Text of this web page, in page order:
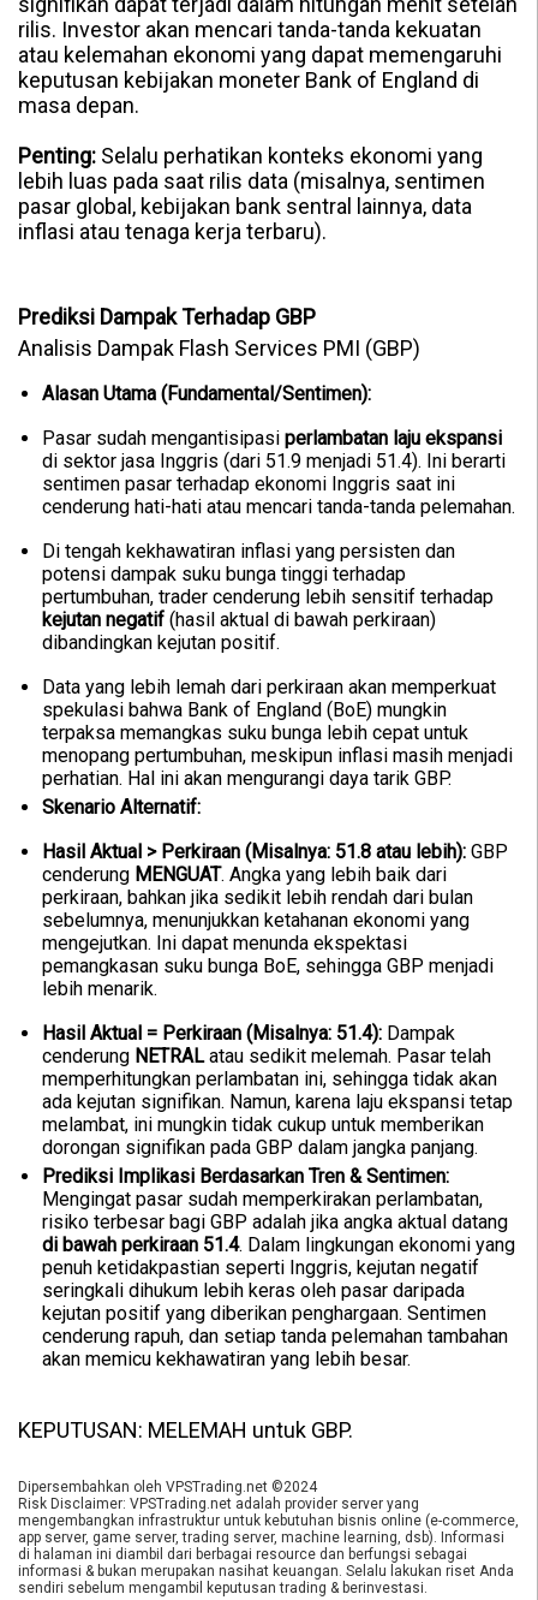
rilis. Investor akan mencari tanda-tanda kekuatan
atau kelemahan ekonomi yang dapat memengaruhi
keputusan kebijakan moneter Bank of England di
masa depan.
Penting: Selalu perhatikan konteks ekonomi yang
lebih luas pada saat rilis data (misalnya, sentimen
pasar global, kebijakan bank sentral lainnya, data
inflasi atau tenaga kerja terbaru).
Prediksi Dampak Terhadap GBP
Analisis Dampak Flash Services PMI (GBP)
Alasan Utama (Fundamental/Sentimen):
Pasar sudah mengantisipasi perlambatan laju ekspansi
di sektor jasa Inggris (dari 51.9 menjadi 51.4). Ini berarti
sentimen pasar terhadap ekonomi Inggris saat ini
cenderung hati-hati atau mencari tanda-tanda pelemahan.
Di tengah kekhawatiran inflasi yang persisten dan
potensi dampak suku bunga tinggi terhadap
pertumbuhan, trader cenderung lebih sensitif terhadap
kejutan negatif (hasil aktual di bawah perkiraan)
dibandingkan kejutan positif.
Data yang lebih lemah dari perkiraan akan memperkuat
spekulasi bahwa Bank of England (BoE) mungkin
terpaksa memangkas suku bunga lebih cepat untuk
menopang pertumbuhan, meskipun inflasi masih menjadi
perhatian. Hal ini akan mengurangi daya tarik GBP.
Skenario Alternatif:
Hasil Aktual > Perkiraan (Misalnya: 51.8 atau lebih): GBP
cenderung MENGUAT. Angka yang lebih baik dari
perkiraan, bahkan jika sedikit lebih rendah dari bulan
sebelumnya, menunjukkan ketahanan ekonomi yang
mengejutkan. Ini dapat menunda ekspektasi
pemangkasan suku bunga BoE, sehingga GBP menjadi
lebih menarik.
Hasil Aktual = Perkiraan (Misalnya: 51.4): Dampak
cenderung NETRALatau sedikit melemah. Pasar telah
memperhitungkan perlambatan ini, sehingga tidak akan
ada kejutan signifikan. Namun, karena laju ekspansi tetap
melambat, ini mungkin tidak cukup untuk memberikan
dorongan signifikan pada GBP dalam jangka panjang.
Prediksi Implikasi Berdasarkan Tren & Sentimen:
Mengingat pasar sudah memperkirakan perlambatan,
risiko terbesar bagi GBP adalah jika angka aktual datang
di bawah perkiraan 51.4. Dalam lingkungan ekonomi yang
penuh ketidakpastian seperti Inggris, kejutan negatif
seringkali dihukum lebih keras oleh pasar daripada
kejutan positif yang diberikan penghargaan. Sentimen
cenderung rapuh, dan setiap tanda pelemahan tambahan
akan memicu kekhawatiran yang lebih besar.
KEPUTUSAN: MELEMAH untuk GBP.
Dipersembahkan oleh VPSTrading.net ©2024
Risk Disclaimer: VPSTrading.net adalah provider server yang
mengembangkan infrastruktur untuk kebutuhan bisnis online (e-commerce,
app server, game server, trading server, machine learning, dsb). Informasi
di halaman ini diambil dari berbagai resource dan berfungsi sebagai
informasi & bukan merupakan nasihat keuangan. Selalu lakukan riset Anda
sendiri sebelum mengambil keputusan trading & berinvestasi.